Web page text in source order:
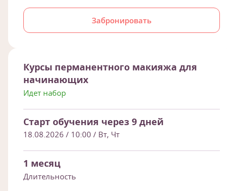
Забронировать
Курсы перманентного макияжа для
начинающих
Идет набор
Старт обучения через 9 дней
18.08.2026 / 10:00 / Вт, Чт
1 месяц
Длительность